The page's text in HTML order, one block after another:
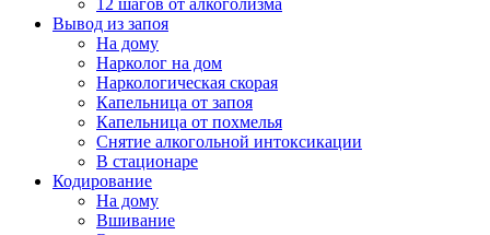
12 шагов от алкоголизма
Вывод из запоя
На дому
Нарколог на дом
Наркологическая скорая
Капельница от запоя
Капельница от похмелья
Снятие алкогольной интоксикации
В стационаре
Кодирование
На дому
Вшивание